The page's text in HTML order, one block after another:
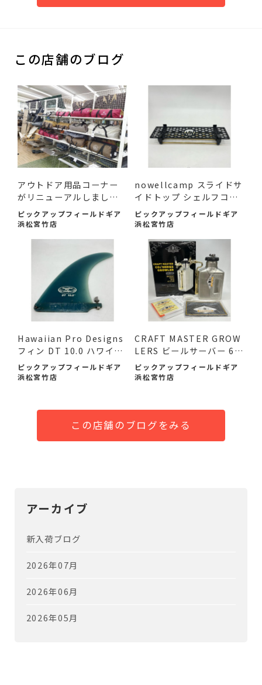
この店舗のブログ
アウトドア用品コーナー
がリニューアルしまし
た！
ピックアップフィールドギア
浜松宮竹店
nowellcamp スライドサ
イドトップ シェルフコン
テ...
ピックアップフィールドギア
浜松宮竹店
Hawaiian Pro Designs
フィン DT 10.0 ハワイア
ン ...
ピックアップフィールドギア
浜松宮竹店
CRAFT MASTER GROW
LERS ビールサーバー 64
oz 未使...
ピックアップフィールドギア
浜松宮竹店
この店舗のブログをみる
アーカイブ
新入荷ブログ
2026年07月
2026年06月
2026年05月